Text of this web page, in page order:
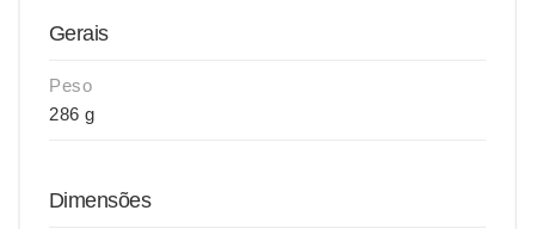
Gerais
Peso
286 g
Dimensões